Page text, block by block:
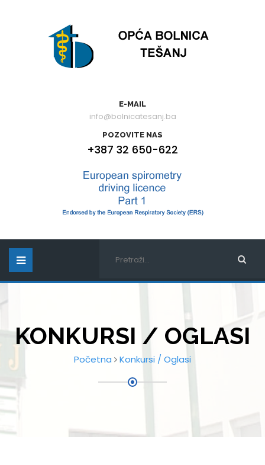
E-MAIL
info@bolnicatesanj.ba
POZOVITE NAS
+387 32 650-622
KONKURSI / OGLASI
Početna Konkursi / Oglasi